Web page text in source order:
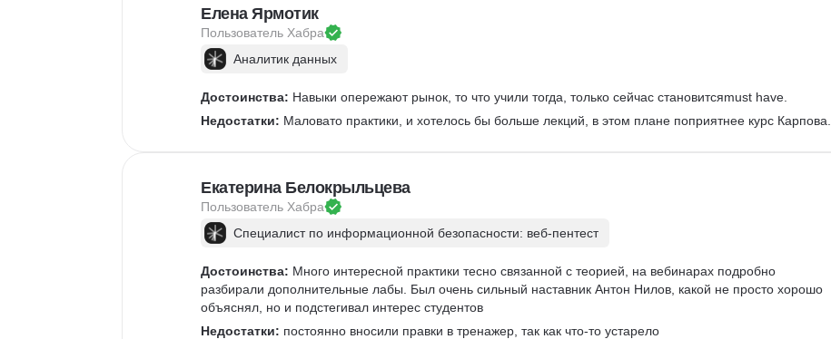
Елена Ярмотик
Пользователь Хабра
Аналитик данных
Достоинства: Навыки опережают рынок, то что учили тогда, только сейчас становитсяmust have.
Недостатки: Маловато практики, и хотелось бы больше лекций, в этом плане поприятнее курс Карпова.
Екатерина Белокрыльцева
Пользователь Хабра
Специалист по информационной безопасности: веб-пентест
Достоинства: Много интересной практики тесно связанной с теорией, на вебинарах подробно
разбирали дополнительные лабы. Был очень сильный наставник Антон Нилов, какой не просто хорошо
объяснял, но и подстегивал интерес студентов
Недостатки: постоянно вносили правки в тренажер, так как что-то устарело